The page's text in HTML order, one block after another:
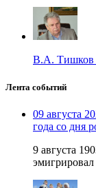
В.А. Тишков
Лента событий
09 августа
года со дня
9 августа